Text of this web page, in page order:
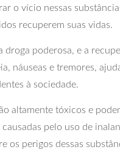
o vício nessas
recuperem suas vidas.
droga poderosa, e a
náuseas e tremores,
à sociedade.
altamente tóxicos e
causadas pelo uso de
os perigos dessas